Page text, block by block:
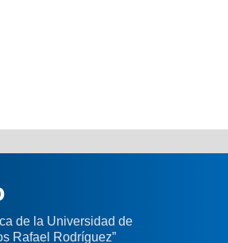
de la Universidad de
Rafael Rodríguez”